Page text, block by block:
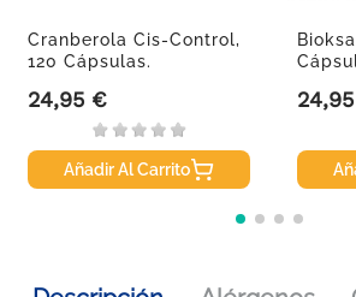
Cranberola Cis-Control,
120 Cápsulas.
Precio
24,95 €
Añadir Al Carrito
Precio